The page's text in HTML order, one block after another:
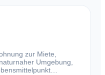
zur Miete,
Umgebung,